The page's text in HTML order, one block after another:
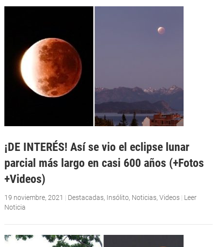
¡DE INTERÉS! Así se vio el eclipse lunar
parcial más largo en casi 600 años (+Fotos
+Videos)
19 noviembre, 2021 | Destacadas, Insólito, Noticias, Videos | Leer
Noticia